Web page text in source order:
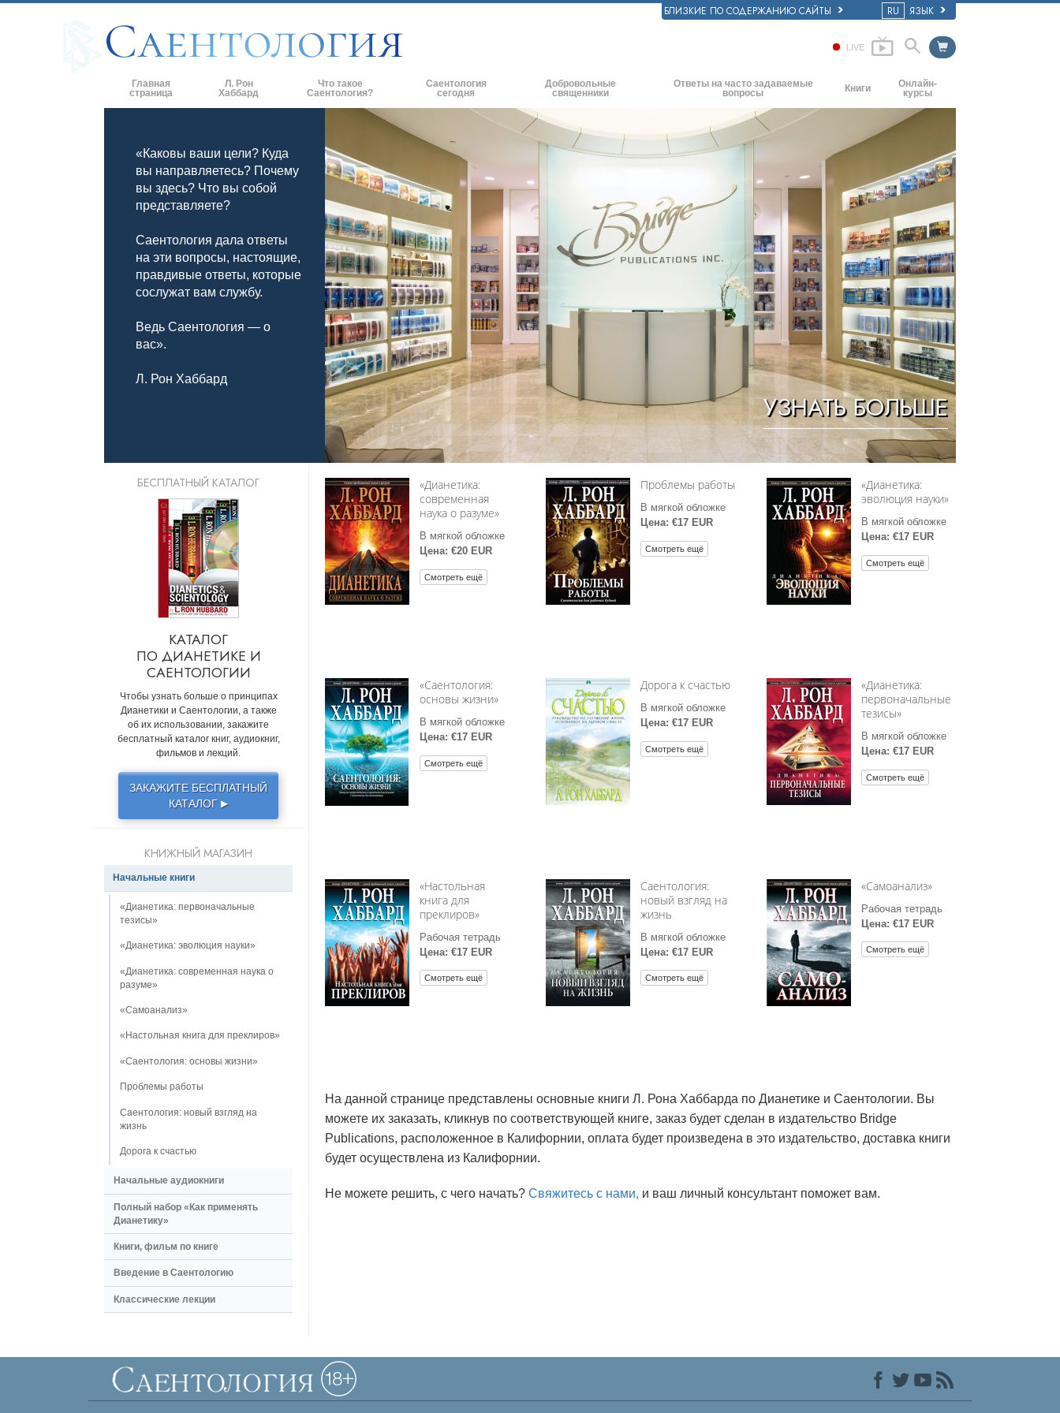
БЛИЗКИЕ ПО СОДЕРЖАНИЮ САЙТЫ RU ЯЗЫК
LIVE
Главная
страница
Л. Рон
Хаббард
Что такое
Саентология?
Верования и практики
Саентологические принципы и
кодексы
Что саентологи говорят о
Саентологии
Познакомьтесь с саентологом
Внутри церкви
Основные принципы Саентологии
Введение в Дианетику
Любовь и ненависть.
Что такое величие?
Саентология
сегодня
Саентологические церкви
Новые саентологические церкви
Продвинутые организации
Наземная база Флага
«Фривиндз»
Распространение Саентологии по
всему миру
Дэвид Мицкевич - Духовный лидер
саентологической религии
Добровольные
священники
Эффективное оказание помощи
Помощь в чрезвычайных ситуациях
По всему миру
Ответы на часто задаваемые
вопросы
Истоки и основные принципы
Внутри церкви
Саентология: её организация
Книги
Начальные книги
Аудиокниги
Вводные лекции
Фильмы
Онлайн-
курсы
Как разрешать конфликты
Динамики существования
Компоненты понимания
Как противостоять опасному
окружению
Помощь при болезнях и травмах
Целостность и честность
Супружество
Шкала эмоциональных тонов
Решение проблемы наркотиков
Дети
Инструменты для использования
в работе
Причина подавления
Расследования
Основы организации
Основы связей с общественностью
Общение
УЗНАТЬ БОЛЬШЕ
«Каковы ваши цели? Куда
вы направляетесь? Почему
вы здесь? Что вы собой
представляете?
Саентология дала ответы
на эти вопросы, настоящие,
правдивые ответы, которые
сослужат вам службу.
Ведь Саентология — о
вас».
Л. Рон Хаббард
«Дианетика:
современная
наука о разуме»
В мягкой обложке
Цена: €20 EUR
Смотреть ещё
Проблемы работы
В мягкой обложке
Цена: €17 EUR
Смотреть ещё
«Дианетика:
эволюция науки»
В мягкой обложке
Цена: €17 EUR
Смотреть ещё
«Саентология:
основы жизни»
В мягкой обложке
Цена: €17 EUR
Смотреть ещё
Дорога к счастью
В мягкой обложке
Цена: €17 EUR
Смотреть ещё
«Дианетика:
первоначальные
тезисы»
В мягкой обложке
Цена: €17 EUR
Смотреть ещё
«Настольная
книга для
преклиров»
Рабочая тетрадь
Цена: €17 EUR
Смотреть ещё
Саентология:
новый взгляд на
жизнь
В мягкой обложке
Цена: €17 EUR
Смотреть ещё
«Самоанализ»
Рабочая тетрадь
Цена: €17 EUR
Смотреть ещё
На данной странице представлены основные книги Л. Рона Хаббарда по Дианетике и Саентологии. Вы
можете их заказать, кликнув по соответствующей книге, заказ будет сделан в издательство Bridge
Publications, расположенное в Калифорнии, оплата будет произведена в это издательство, доставка книги
будет осуществлена из Калифорнии.
Не можете решить, с чего начать? Свяжитесь с нами, и ваш личный консультант поможет вам.
БЕСПЛАТНЫЙ КАТАЛОГ
КАТАЛОГ
ПО ДИАНЕТИКЕ И
САЕНТОЛОГИИ
Чтобы узнать больше о принципах
Дианетики и Саентологии, а также
об их использовании, закажите
бесплатный каталог книг, аудиокниг,
фильмов и лекций.
ЗАКАЖИТЕ БЕСПЛАТНЫЙ
КАТАЛОГ ▶
КНИЖНЫЙ МАГАЗИН
Начальные книги
«Дианетика: первоначальные
тезисы»
«Дианетика: эволюция науки»
«Дианетика: современная наука о
разуме»
«Самоанализ»
«Настольная книга для преклиров»
«Саентология: основы жизни»
Проблемы работы
Саентология: новый взгляд на
жизнь
Дорога к счастью
Начальные аудиокниги
Полный набор «Как применять
Дианетику»
Книги, фильм по книге
Введение в Саентологию
Классические лекции